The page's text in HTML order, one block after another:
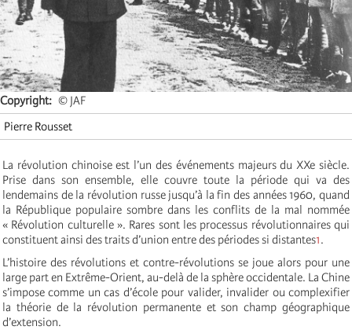
Copyright
© JAF
Pierre Rousset
La révolution chinoise est l’un des événements majeurs du XXe siècle.
Prise dans son ensemble, elle couvre toute la période qui va des
lendemains de la révolution russe jusqu’à la fin des années 1960, quand
la République populaire sombre dans les conflits de la mal nommée
« Révolution culturelle ». Rares sont les processus révolutionnaires qui
constituent ainsi des traits d’union entre des périodes si distantes1.
L’histoire des révolutions et contre-révolutions se joue alors pour une
large part en Extrême-Orient, au-delà de la sphère occidentale. La Chine
s’impose comme un cas d’école pour valider, invalider ou complexifier
la théorie de la révolution permanente et son champ géographique
d’extension.